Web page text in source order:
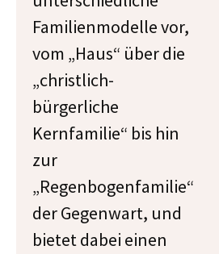
Familienmodelle vor,
vom „Haus“ über die
„christlich-
bürgerliche
Kernfamilie“ bis hin
zur
„Regenbogenfamilie“
der Gegenwart, und
bietet dabei einen